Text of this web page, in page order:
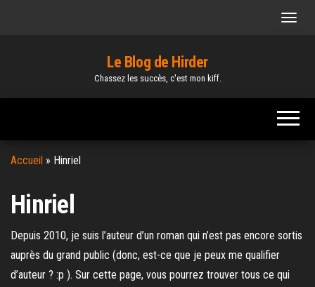
Le Blog de Hirder
Chassez les succès, c'est mon kiff.
Accueil » Hinriel
Hinriel
Depuis 2010, je suis l’auteur d’un roman qui n’est pas encore sortis
auprès du grand public (donc, est-ce que je peux me qualifier
d’auteur ? :p ). Sur cette page, vous pourrez trouver tous ce qui